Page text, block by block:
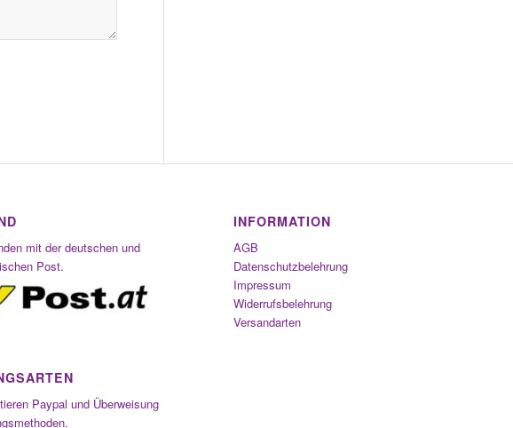
mit der deutschen und
Post.
Paypal und Überweisung
INFORMATION
AGB
Datenschutzbelehrung
Impressum
Widerrufsbelehrung
Versandarten